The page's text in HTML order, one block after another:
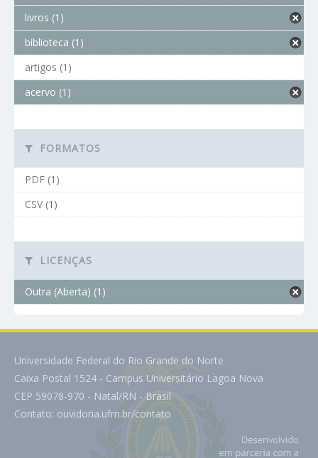
livros (1)
biblioteca (1)
artigos (1)
acervo (1)
FORMATOS
PDF (1)
CSV (1)
LICENÇAS
Outra (Aberta) (1)
Universidade Federal do Rio Grande do Norte
Caixa Postal 1524 - Campus Universitário Lagoa Nova
CEP 59078-970 - Natal/RN - Brasil
Contato: ouvidoria.ufrn.br/contato